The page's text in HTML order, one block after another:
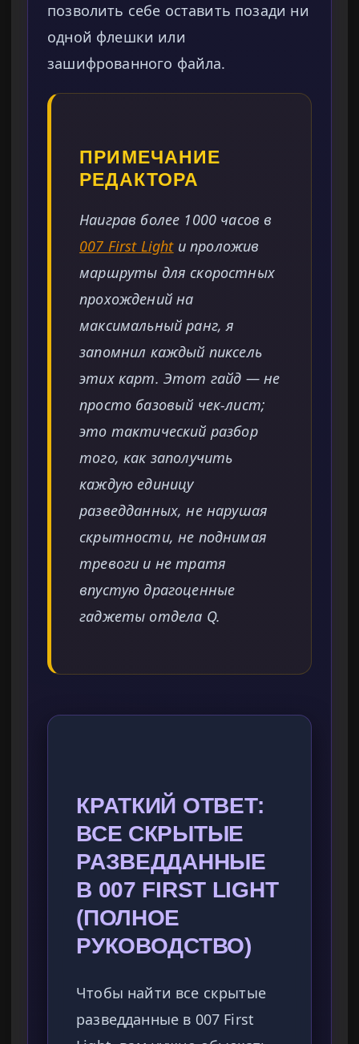
позволить себе оставить позади ни
одной флешки или
зашифрованного файла.
ПРИМЕЧАНИЕ
РЕДАКТОРА
Наиграв более 1000 часов в
007 First Lightи проложив
маршруты для скоростных
прохождений на
максимальный ранг, я
запомнил каждый пиксель
этих карт. Этот гайд — не
просто базовый чек-лист;
это тактический разбор
того, как заполучить
каждую единицу
разведданных, не нарушая
скрытности, не поднимая
тревоги и не тратя
впустую драгоценные
гаджеты отдела Q.
КРАТКИЙ ОТВЕТ:
ВСЕ СКРЫТЫЕ
РАЗВЕДДАННЫЕ
В 007 FIRST LIGHT
(ПОЛНОЕ
РУКОВОДСТВО)
Чтобы найти все скрытые
разведданные в 007 First